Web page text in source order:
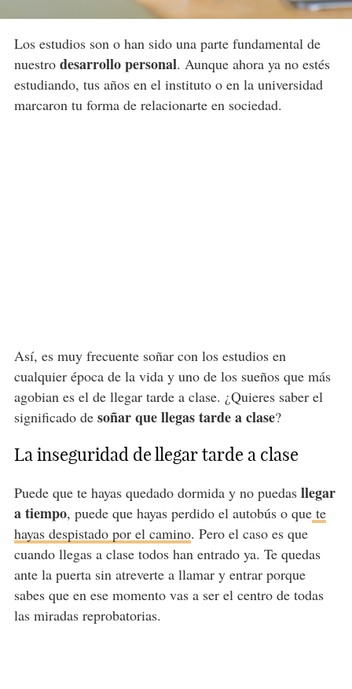
Los estudios son o han sido una parte fundamental de
nuestro desarrollo personal. Aunque ahora ya no estés
estudiando, tus años en el instituto o en la universidad
marcaron tu forma de relacionarte en sociedad.
Así, es muy frecuente soñar con los estudios en
cualquier época de la vida y uno de los sueños que más
agobian es el de llegar tarde a clase. ¿Quieres saber el
significado de soñar que llegas tarde a clase?
La inseguridad de llegar tarde a clase
Puede que te hayas quedado dormida y no puedas llegar
a tiempo, puede que hayas perdido el autobús o quete
hayas despistado por el camino. Pero el caso es que
cuando llegas a clase todos han entrado ya. Te quedas
ante la puerta sin atreverte a llamar y entrar porque
sabes que en ese momento vas a ser el centro de todas
las miradas reprobatorias.